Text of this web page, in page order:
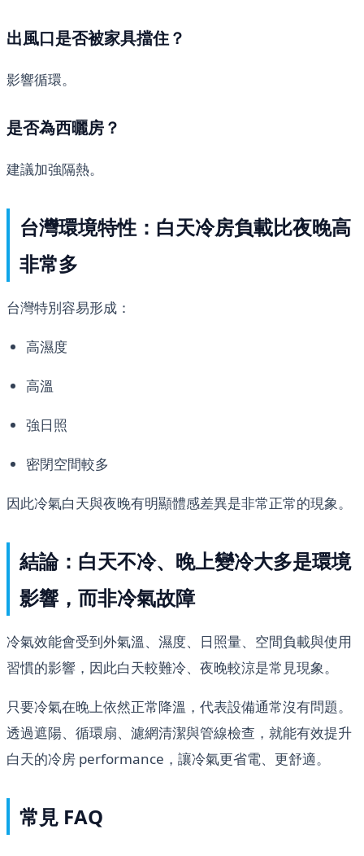
出風口是否被家具擋住？
影響循環。
是否為西曬房？
建議加強隔熱。
台灣環境特性：白天冷房負載比夜晚高
非常多
台灣特別容易形成：
高濕度
高溫
強日照
密閉空間較多
因此冷氣白天與夜晚有明顯體感差異是非常正常的現象。
結論：白天不冷、晚上變冷大多是環境
影響，而非冷氣故障
冷氣效能會受到外氣溫、濕度、日照量、空間負載與使用
習慣的影響，因此白天較難冷、夜晚較涼是常見現象。
只要冷氣在晚上依然正常降溫，代表設備通常沒有問題。
透過遮陽、循環扇、濾網清潔與管線檢查，就能有效提升
白天的冷房 performance，讓冷氣更省電、更舒適。
常見 FAQ